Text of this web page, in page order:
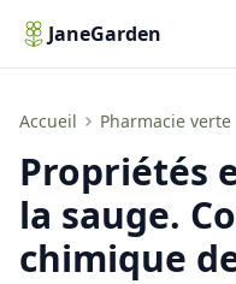
JaneGarden
Accueil Pharmacie verte
Propriétés et bienfaits de la sauge. Composition chimique de la sauge
Propriétés
la sauge.
chimique